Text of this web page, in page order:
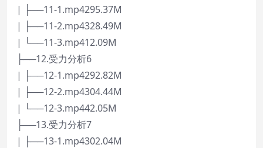
| ├──11-1.mp4295.37M
| ├──11-2.mp4328.49M
| └──11-3.mp412.09M
├──12.受力分析6
| ├──12-1.mp4292.82M
| ├──12-2.mp4304.44M
| └──12-3.mp442.05M
├──13.受力分析7
| ├──13-1.mp4302.04M